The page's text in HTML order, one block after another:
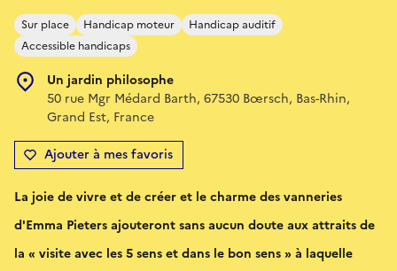
Sur place Handicap moteur
Handicap auditif
Accessible handicaps
Un jardin philosophe
50 rue Mgr Médard Barth, 67530 Bœrsch, Bas-Rhin,
Grand Est, France
Ajouter à mes favoris
La joie de vivre et de créer et le charme des vanneries
d'Emma Pieters ajouteront sans aucun doute aux attraits de
la « visite avec les 5 sens et dans le bon sens » à laquelle